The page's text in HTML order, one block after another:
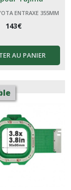
ENTRAXE 355MM
143€
AU PANIER